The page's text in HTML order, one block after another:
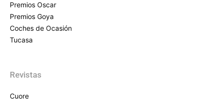
Premios Oscar
Premios Goya
Coches de Ocasión
Tucasa
Revistas
Cuore